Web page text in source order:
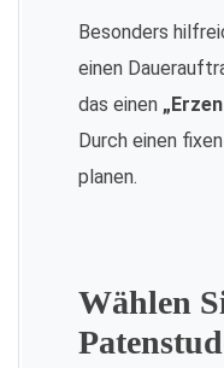
Besonders
einen
das einen
Durch einen
planen.
Wählen